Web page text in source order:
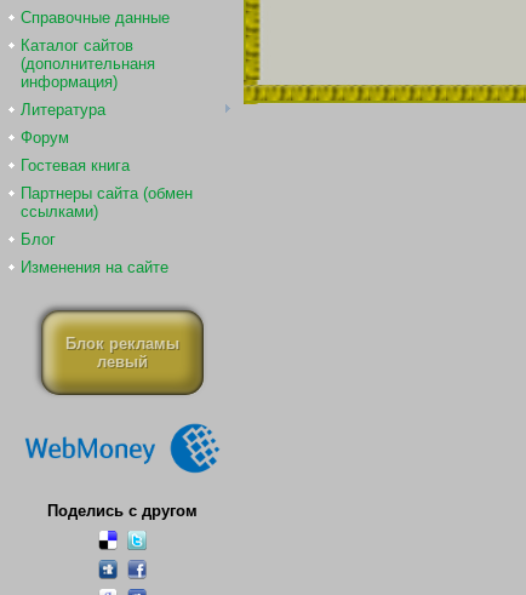
Справочные данные
Каталог сайтов
(дополнительнаня
информация)
Литература
Форум
Гостевая книга
Партнеры сайта (обмен
ссылками)
Блог
Изменения на сайте
Блок рекламы
левый
Поделись с другом